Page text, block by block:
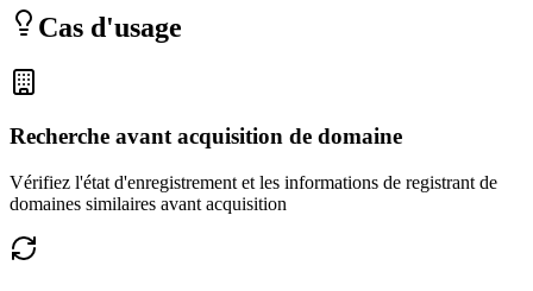
Cas d'usage
Recherche avant acquisition de domaine
Vérifiez l'état d'enregistrement et les informations de registrant de
domaines similaires avant acquisition